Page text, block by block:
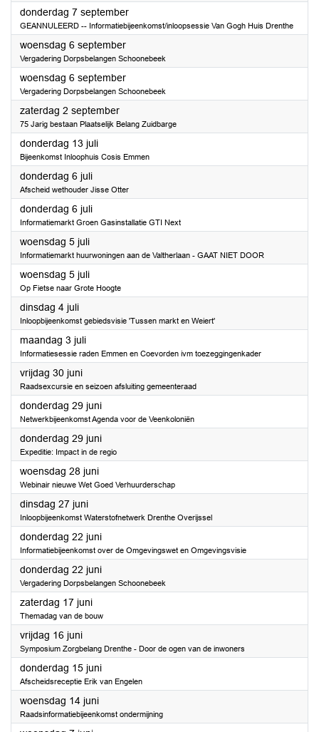
donderdag 7 september2023
GEANNULEERD -- Informatiebijeenkomst/inloopsessie Van Gogh Huis Drenthe
woensdag 6 september2023
Vergadering Dorpsbelangen Schoonebeek
woensdag 6 september2023
Vergadering Dorpsbelangen Schoonebeek
zaterdag 2 september2023
75 Jarig bestaan Plaatselijk Belang Zuidbarge
donderdag 13 juli2023
Bijeenkomst Inloophuis Cosis Emmen
donderdag 6 juli2023
Afscheid wethouder Jisse Otter
donderdag 6 juli2023
Informatiemarkt Groen Gasinstallatie GTI Next
woensdag 5 juli2023
Informatiemarkt huurwoningen aan de Valtherlaan - GAAT NIET DOOR
woensdag 5 juli2023
Op Fietse naar Grote Hoogte
dinsdag 4 juli2023
Inloopbijeenkomst gebiedsvisie 'Tussen markt en Weiert'
maandag 3 juli2023
Informatiesessie raden Emmen en Coevorden ivm toezeggingenkader
vrijdag 30 juni2023
Raadsexcursie en seizoen afsluiting gemeenteraad
donderdag 29 juni2023
Netwerkbijeenkomst Agenda voor de Veenkoloniën
donderdag 29 juni2023
Expeditie: Impact in de regio
woensdag 28 juni2023
Webinair nieuwe Wet Goed Verhuurderschap
dinsdag 27 juni2023
Inloopbijeenkomst Waterstofnetwerk Drenthe Overijssel
donderdag 22 juni2023
Informatiebijeenkomst over de Omgevingswet en Omgevingsvisie
donderdag 22 juni2023
Vergadering Dorpsbelangen Schoonebeek
zaterdag 17 juni2023
Themadag van de bouw
vrijdag 16 juni2023
Symposium Zorgbelang Drenthe - Door de ogen van de inwoners
donderdag 15 juni2023
Afscheidsreceptie Erik van Engelen
woensdag 14 juni2023
Raadsinformatiebijeenkomst ondermijning